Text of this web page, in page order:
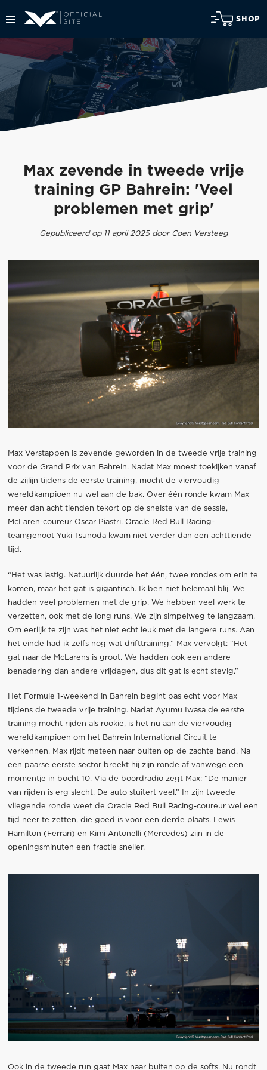
SHOP
Max zevende in tweede vrije
training GP Bahrein: 'Veel
problemen met grip'
Gepubliceerd op 11 april 2025 door Coen Versteeg
Max Verstappen is zevende geworden in de tweede vrije training
voor de Grand Prix van Bahrein. Nadat Max moest toekijken vanaf
de zijlijn tijdens de eerste training, mocht de viervoudig
wereldkampioen nu wel aan de bak. Over één ronde kwam Max
meer dan acht tienden tekort op de snelste van de sessie,
McLaren-coureur Oscar Piastri. Oracle Red Bull Racing-
teamgenoot Yuki Tsunoda kwam niet verder dan een achttiende
tijd.
“Het was lastig. Natuurlijk duurde het één, twee rondes om erin te
komen, maar het gat is gigantisch. Ik ben niet helemaal blij. We
hadden veel problemen met de grip. We hebben veel werk te
verzetten, ook met de long runs. We zijn simpelweg te langzaam.
Om eerlijk te zijn was het niet echt leuk met de langere runs. Aan
het einde had ik zelfs nog wat drifttraining.” Max vervolgt: “Het
gat naar de McLarens is groot. We hadden ook een andere
benadering dan andere vrijdagen, dus dit gat is echt stevig.”
Het Formule 1-weekend in Bahrein begint pas echt voor Max
tijdens de tweede vrije training. Nadat Ayumu Iwasa de eerste
training mocht rijden als rookie, is het nu aan de viervoudig
wereldkampioen om het Bahrein International Circuit te
verkennen. Max rijdt meteen naar buiten op de zachte band. Na
een paarse eerste sector breekt hij zijn ronde af vanwege een
momentje in bocht 10. Via de boordradio zegt Max: “De manier
van rijden is erg slecht. De auto stuitert veel.” In zijn tweede
vliegende ronde weet de Oracle Red Bull Racing-coureur wel een
tijd neer te zetten, die goed is voor een derde plaats. Lewis
Hamilton (Ferrari) en Kimi Antonelli (Mercedes) zijn in de
openingsminuten een fractie sneller.
Ook in de tweede run gaat Max naar buiten op de softs. Nu rondt